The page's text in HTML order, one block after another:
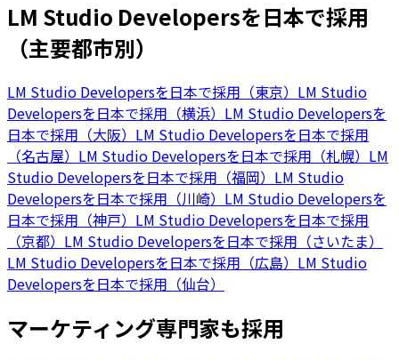
LM Studio Developersを日本で採用
（主要都市別）
LM Studio Developersを日本で採用（東京） LM Studio
Developersを日本で採用（横浜） LM Studio Developersを
日本で採用（大阪） LM Studio Developersを日本で採用
（名古屋） LM Studio Developersを日本で採用（札幌） LM
Studio Developersを日本で採用（福岡） LM Studio
Developersを日本で採用（川崎） LM Studio Developersを
日本で採用（神戸） LM Studio Developersを日本で採用
（京都） LM Studio Developersを日本で採用（さいたま）
LM Studio Developersを日本で採用（広島） LM Studio
Developersを日本で採用（仙台）
マーケティング専門家も採用